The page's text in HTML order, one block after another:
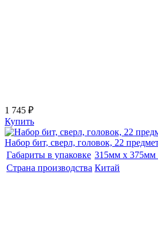
1 745 ₽
Купить
Набор бит, сверл, головок, 22
Габариты в упаковке 315мм x 375мм
Страна производства Китай